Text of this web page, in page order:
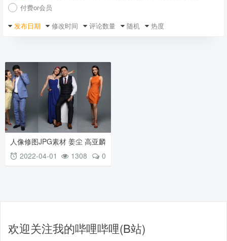
付费or会员
发布日期
修改时间 评论数量 随机 热度
人像修图JPG素材 姜尘 高亚麟
2022-04-01 0
1308
欢迎关注我的哔哩哔哩(B站)